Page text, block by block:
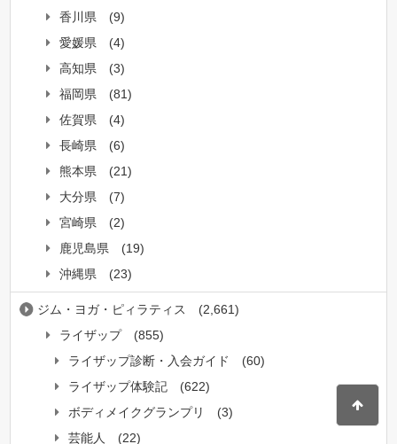
香川県
(9)
愛媛県
(4)
高知県
(3)
福岡県
(81)
佐賀県
(4)
長崎県
(6)
熊本県
(21)
大分県
(7)
宮崎県
(2)
鹿児島県
(19)
沖縄県
(23)
ジム・ヨガ・ピィラティス
(2,661)
ライザップ
(855)
ライザップ診断・入会ガイド
(60)
ライザップ体験記
(622)
ボディメイクグランプリ
(3)
芸能人
(22)